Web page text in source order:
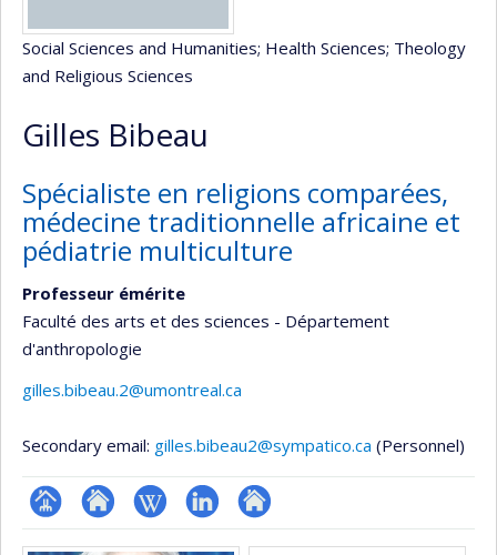
Social Sciences and Humanities; Health Sciences; Theology
and Religious Sciences
Gilles Bibeau
Spécialiste en religions comparées,
médecine traditionnelle africaine et
pédiatrie multiculture
Professeur émérite
Faculté des arts et des sciences - Département
d'anthropologie
gilles.bibeau.2@umontreal.ca
Secondary email: gilles.bibeau2@sympatico.ca (Personnel)
Page Site
Wiki LinkedInAutre